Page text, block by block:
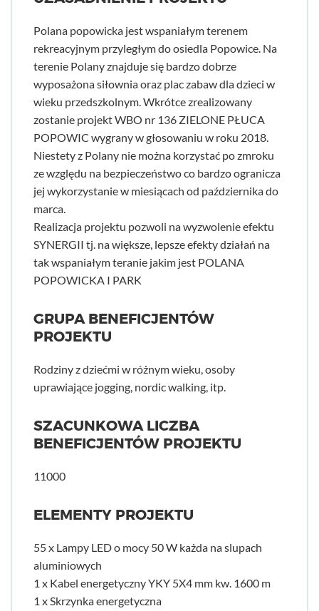
Polana popowicka jest wspaniałym terenem
rekreacyjnym przyległym do osiedla Popowice. Na
terenie Polany znajduje się bardzo dobrze
wyposażona siłownia oraz plac zabaw dla dzieci w
wieku przedszkolnym. Wkrótce zrealizowany
zostanie projekt WBO nr 136 ZIELONE PŁUCA
POPOWIC wygrany w głosowaniu w roku 2018.
Niestety z Polany nie można korzystać po zmroku
ze względu na bezpieczeństwo co bardzo ogranicza
jej wykorzystanie w miesiącach od października do
marca.
Realizacja projektu pozwoli na wyzwolenie efektu
SYNERGII tj. na większe, lepsze efekty działań na
tak wspaniałym teranie jakim jest POLANA
POPOWICKA I PARK
GRUPA BENEFICJENTÓW
PROJEKTU
Rodziny z dziećmi w różnym wieku, osoby
uprawiające jogging, nordic walking, itp.
SZACUNKOWA LICZBA
BENEFICJENTÓW PROJEKTU
11000
ELEMENTY PROJEKTU
55 x Lampy LED o mocy 50 W każda na slupach
aluminiowych
1 x Kabel energetyczny YKY 5X4 mm kw. 1600 m
1 x Skrzynka energetyczna